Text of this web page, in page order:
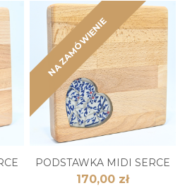
NA ZAMÓWIENIE
PODSTAWKA MIDI SERCE
170,00 zł